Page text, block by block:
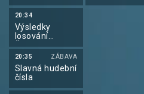
20:34
Výsledky
losování
Šťastných 10 a
Extra Renty
20:35 ZÁBAVA
Slavná hudební
čísla